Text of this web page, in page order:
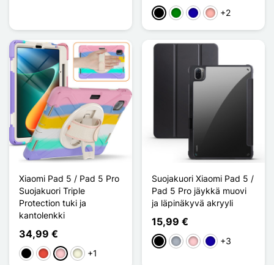
MustaVihreäBleu Foncé
Or Rose
+2
Xiaomi Pad 5 / Pad 5 Pro
Suojakuori Triple
Protection tuki ja
kantolenkki
34,99 €
MustaPunainen
PinkkiBeige
+1
Suojakuori Xiaomi Pad 5 /
Pad 5 Pro jäykkä muovi
ja läpinäkyvä akryyli
15,99 €
MustaHarmaa
PinkkiBleu Foncé
+3